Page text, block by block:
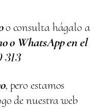
o consulta hágalo a
o WhatsApp en el
313
, pero estamos
de nuestra web